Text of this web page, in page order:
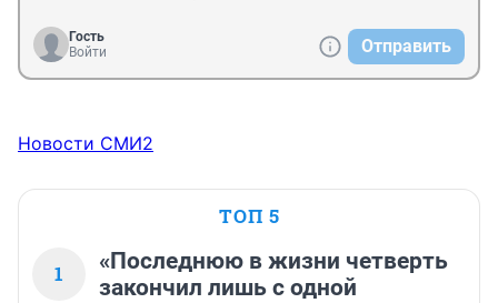
Гость
Войти
Отправить
Новости СМИ2
ТОП 5
1
«Последнюю в жизни четверть
закончил лишь с одной